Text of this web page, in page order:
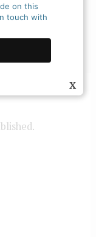
X
on this
touch with